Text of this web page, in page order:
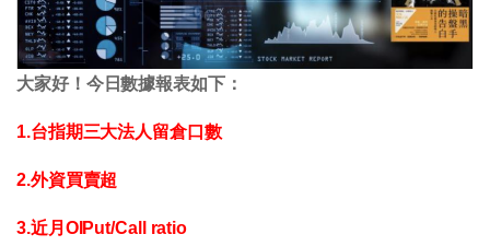
大家好！今日數據報表如下：
1.台指期三大法人留倉口數
2.外資買賣超
3.近月OIPut/Call ratio